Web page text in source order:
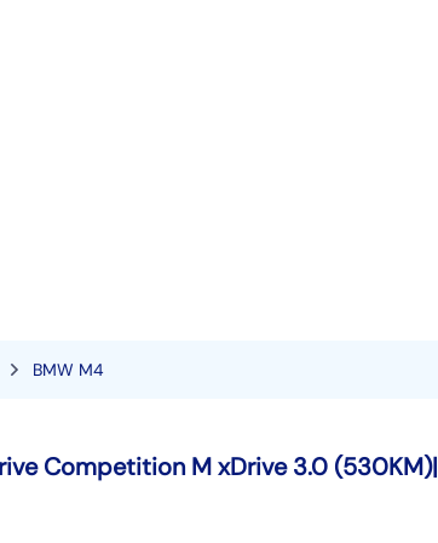
BMW M4
Competition M xDrive 3.0 (530KM)|